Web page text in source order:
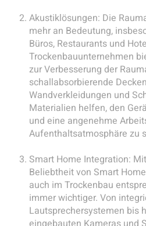
Akustiklösungen: Die
mehr an Bedeutung,
Büros, Restaurants und
Trockenbauunternehmen
zur Verbesserung der
schallabsorbierende
Wandverkleidungen und
Materialien helfen, den
und eine angenehme
Aufenthaltsatmosphäre zu
Smart Home Integration:
Beliebtheit von Smart
auch im Trockenbau
immer wichtiger. Von
Lautsprechersystemen bis